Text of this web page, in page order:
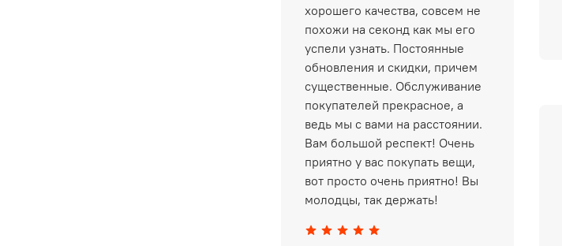
хорошего качества, совсем не
похожи на секонд как мы его
успели узнать. Постоянные
обновления и скидки, причем
существенные. Обслуживание
покупателей прекрасное, а
ведь мы с вами на расстоянии.
Вам большой респект! Очень
приятно у вас покупать вещи,
вот просто очень приятно! Вы
молодцы, так держать!